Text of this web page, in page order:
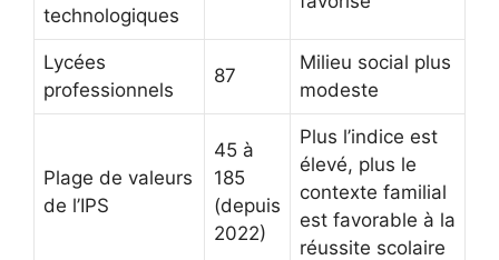
technologiques
Lycées
professionnels
87
Milieu social plus
modeste
Plage de valeurs
de l’IPS
45 à
185
(depuis
2022)
Plus l’indice est
élevé, plus le
contexte familial
est favorable à la
réussite scolaire